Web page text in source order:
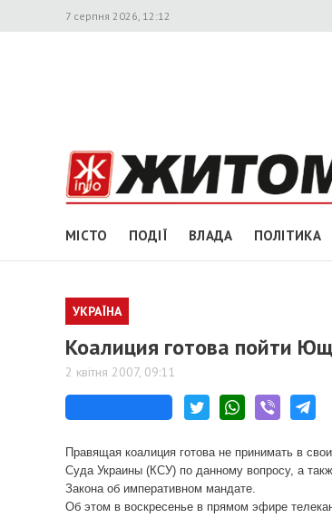
7 серпня 2026, 12:12
МІСТО ПОДІЇ ВЛАДА ПОЛІТИКА
УКРАЇНА
Коалиция готова пойти
2 квітня 2007, 09:11
Правящая коалиция готова не принимать в
Суда Украины (КСУ) по данному вопросу, а
Закона об императивном мандате.
Об этом в воскресенье в прямом эфире